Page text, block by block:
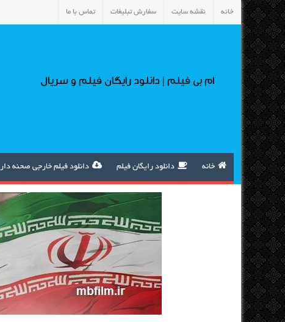
خانه نقشه سایت سفارش تبلیغات تماس با ما
ام بی فیلم | دانلود رایگان فیلم و سریال
خانه دانلود رایگان فیلم دانلود فیلم خارجی صحنه دار